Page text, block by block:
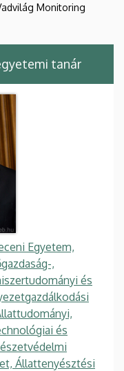
Monitoring
tanár
Egyetem,
,
és
és
Állattenyésztési